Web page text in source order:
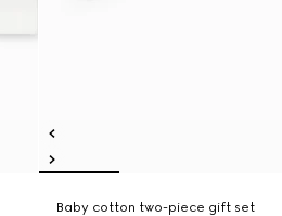
Baby cotton two-piece gift set